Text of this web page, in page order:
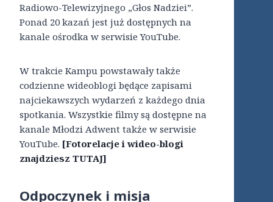
Radiowo-Telewizyjnego „Głos Nadziei”.
Ponad 20 kazań jest już dostępnych na
kanale ośrodka w serwisie YouTube.
W trakcie Kampu powstawały także
codzienne wideoblogi będące zapisami
najciekawszych wydarzeń z każdego dnia
spotkania. Wszystkie filmy są dostępne na
kanale Młodzi Adwent także w serwisie
YouTube. [Fotorelacje i wideo-blogi
znajdziesz TUTAJ]
Odpoczynek i misja